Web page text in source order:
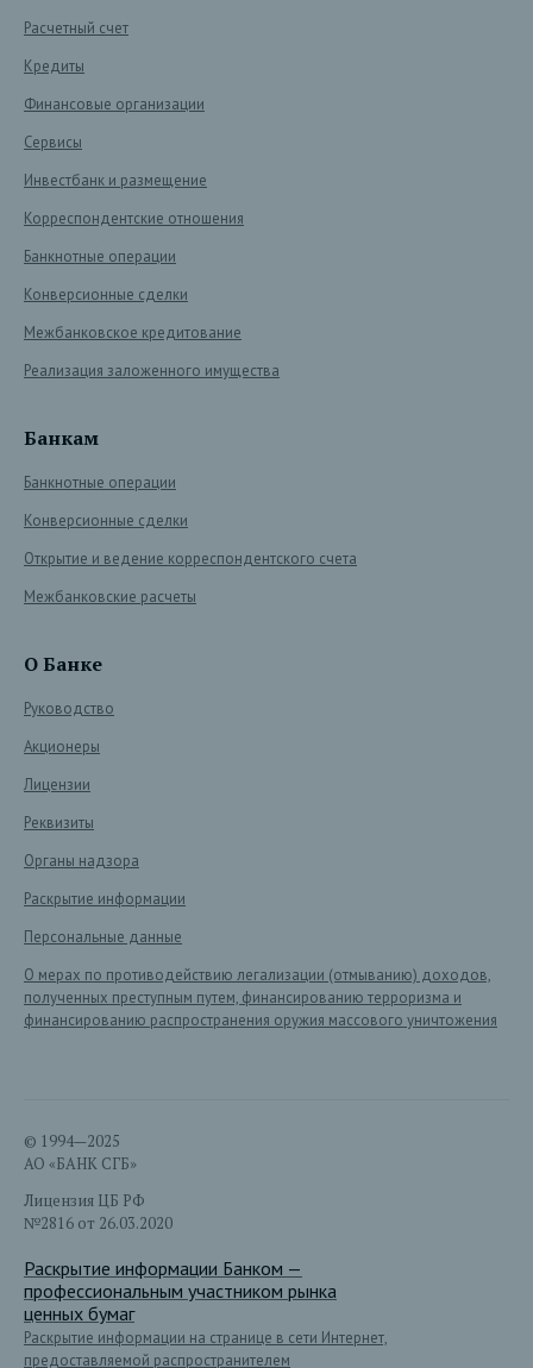
Расчетный счет
Кредиты
Финансовые организации
Сервисы
Инвестбанк и размещение
Корреспондентские отношения
Банкнотные операции
Конверсионные сделки
Межбанковское кредитование
Реализация заложенного имущества
Банкам
Банкнотные операции
Конверсионные сделки
Открытие и ведение корреспондентского счета
Межбанковские расчеты
О Банке
Руководство
Акционеры
Лицензии
Реквизиты
Органы надзора
Раскрытие информации
Персональные данные
О мерах по противодействию легализации (отмыванию) доходов,
полученных преступным путем, финансированию терроризма и
финансированию распространения оружия массового уничтожения
© 1994—2025
АО «БАНК СГБ»
Лицензия ЦБ РФ
№2816 от 26.03.2020
Раскрытие информации Банком —
профессиональным участником рынка
ценных бумаг
Раскрытие информации на странице в сети Интернет,
предоставляемой распространителем